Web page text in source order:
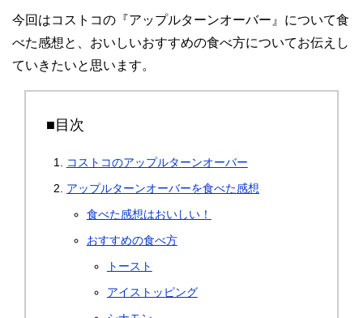
今回はコストコの『アップルターンオーバー』について食
べた感想と、おいしいおすすめの食べ方についてお伝えし
ていきたいと思います。
■目次
コストコのアップルターンオーバー
アップルターンオーバーを食べた感想
食べた感想はおいしい！
おすすめの食べ方
トースト
アイストッピング